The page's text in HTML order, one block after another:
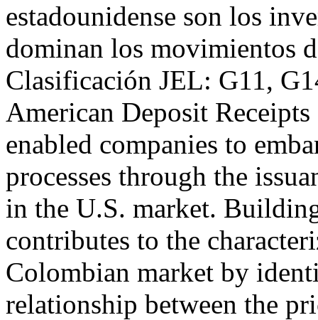
estadounidense son los
dominan los movimientos
Clasificación JEL: G11,
American Deposit
enabled companies to
processes through the
in the U.S. market.
contributes to the
Colombian market by
relationship between the